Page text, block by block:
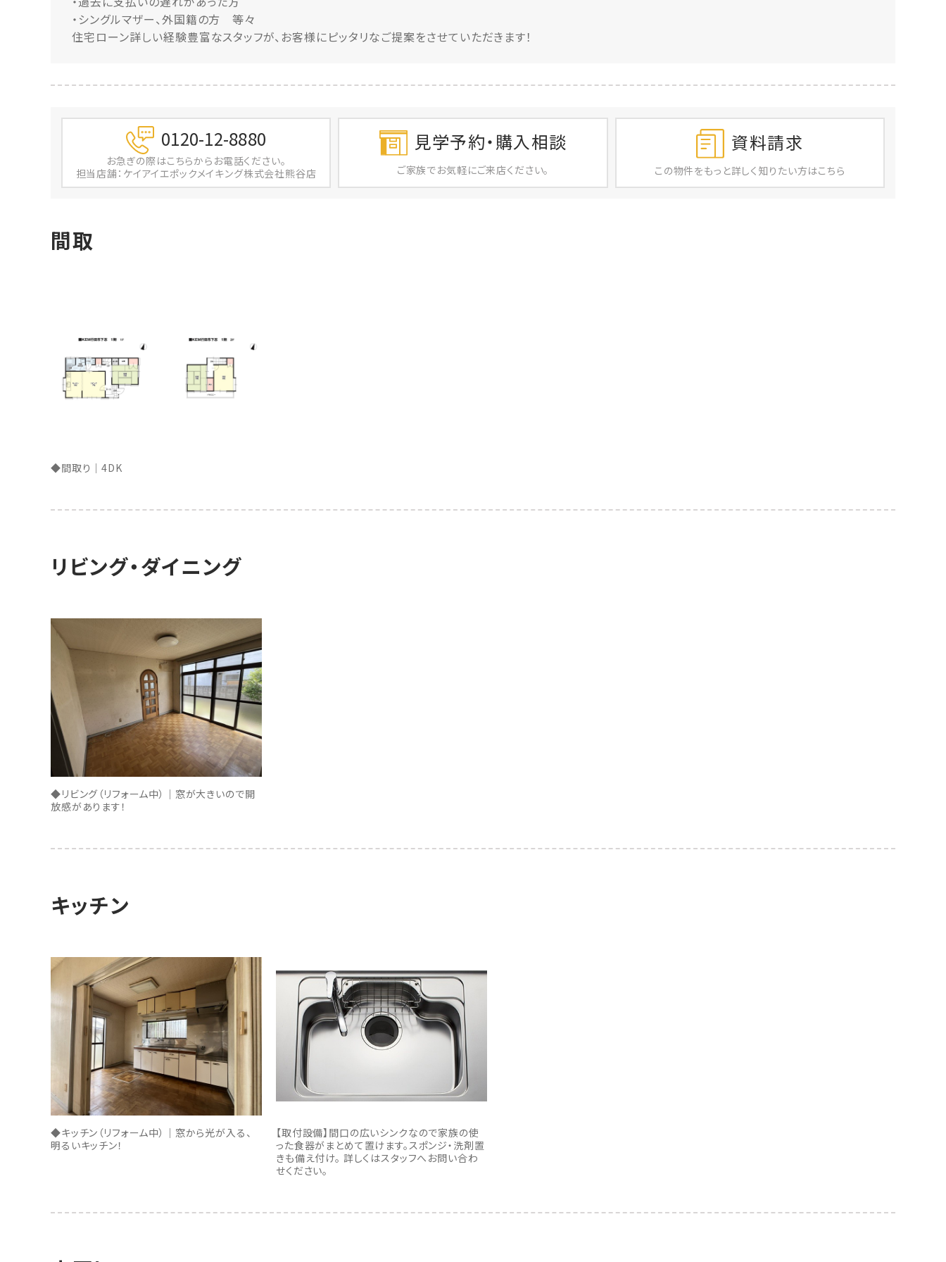
・シングルマザー、外国籍の方 等々
住宅ローン詳しい経験豊富なスタッフが、お客様にピッタリなご提案をさせていただきます！
0120-12-8880
お急ぎの際はこちらからお電話ください。
担当店舗：ケイアイエポックメイキング株式会社熊谷店
見学予約・購入相談
ご家族でお気軽にご来店ください。
資料請求
この物件をもっと詳しく 知りたい方はこちら
間取
◆間取り｜4DK
リビング・ダイニング
◆リビング（リフォーム中）｜窓が大きいので開
放感があります！
キッチン
◆キッチン（リフォーム中）｜窓から光が入る、
明るいキッチン！
【取付設備】間口の広いシンクなので家族の使
った食器がまとめて置けます。スポンジ・洗剤置
きも備え付け。 詳しくはスタッフへお問い合わ
せください。